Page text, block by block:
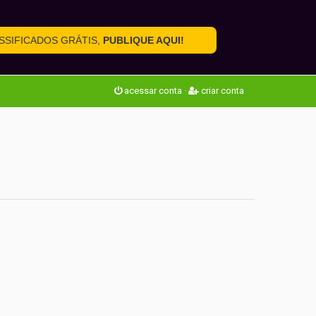
GRÁTIS, PUBLIQUE AQUI!
acessar conta · criar conta